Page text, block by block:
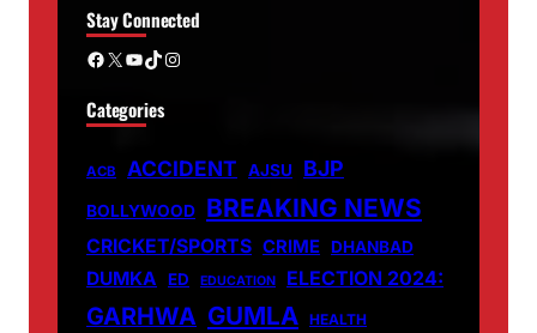
Stay Connected
Facebook X YouTube TikTok Instagram
Categories
ACB ACCIDENT AJSU BJP
BOLLYWOOD BREAKING NEWS
CRICKET/SPORTS CRIME DHANBAD
DUMKA ED EDUCATION ELECTION 2024:
GARHWA GUMLA HEALTH